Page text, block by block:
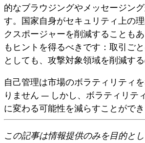
的なブラウジングやメッセージン
す。国家自身がセキュリティ上の
クスポージャーを削減することも
もヒントを得るべきです： 取引ご
としても、攻撃対象領域を削減する
自己管理は市場のボラティリティ
りません — しかし、ボラティリテ
に変わる可能性を減らすことができ
この記事は情報提供のみを目的と